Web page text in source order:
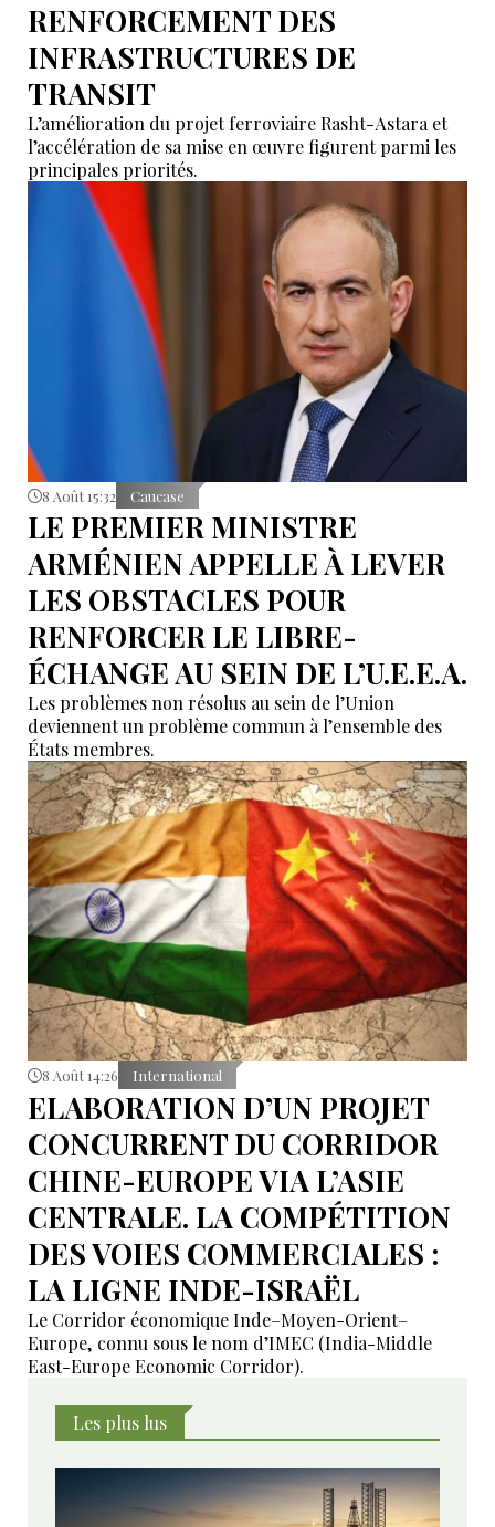
RENFORCEMENT DES
INFRASTRUCTURES DE
TRANSIT
L’amélioration du projet ferroviaire Rasht-Astara et
l’accélération de sa mise en œuvre figurent parmi les
principales priorités.
8 Août 15:32 Caucase
LE PREMIER MINISTRE
ARMÉNIEN APPELLE À LEVER
LES OBSTACLES POUR
RENFORCER LE LIBRE-
ÉCHANGE AU SEIN DE L’U.E.E.A.
Les problèmes non résolus au sein de l’Union
deviennent un problème commun à l’ensemble des
États membres.
8 Août 14:26 International
ELABORATION D’UN PROJET
CONCURRENT DU CORRIDOR
CHINE-EUROPE VIA L’ASIE
CENTRALE. LA COMPÉTITION
DES VOIES COMMERCIALES :
LA LIGNE INDE-ISRAËL
Le Corridor économique Inde–Moyen-Orient–
Europe, connu sous le nom d’IMEC (India-Middle
East-Europe Economic Corridor).
Les plus lus